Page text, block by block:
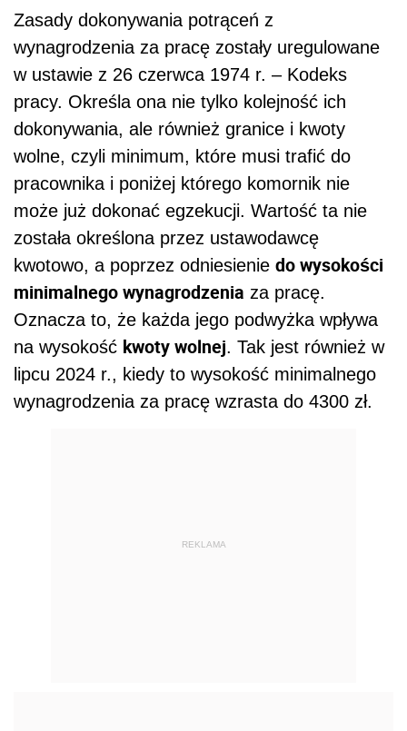
Zasady dokonywania potrąceń z
wynagrodzenia za pracę zostały uregulowane
w ustawie z 26 czerwca 1974 r. – Kodeks
pracy. Określa ona nie tylko kolejność ich
dokonywania, ale również granice i kwoty
wolne, czyli minimum, które musi trafić do
pracownika i poniżej którego komornik nie
może już dokonać egzekucji. Wartość ta nie
została określona przez ustawodawcę
kwotowo, a poprzez odniesienie do wysokości
minimalnego wynagrodzenia za pracę.
Oznacza to, że każda jego podwyżka wpływa
na wysokość kwoty wolnej. Tak jest również w
lipcu 2024 r., kiedy to wysokość minimalnego
wynagrodzenia za pracę wzrasta do 4300 zł.
REKLAMA